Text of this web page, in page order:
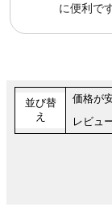
に便利です
並び替
え
価格が
レビュ